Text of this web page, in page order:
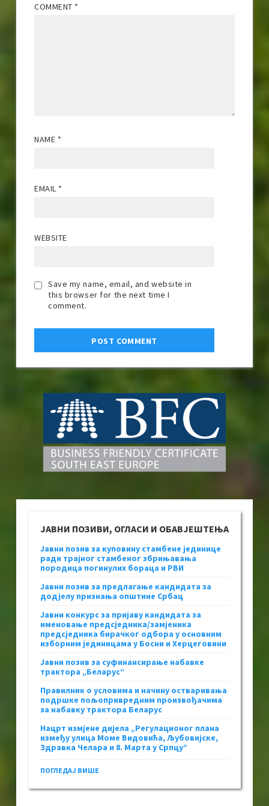
COMMENT *
NAME *
EMAIL *
WEBSITE
Save my name, email, and website in
this browser for the next time I
comment.
ЈАВНИ ПОЗИВИ, ОГЛАСИ И ОБАВЈЕШТЕЊА
Јавни позив за куповину стамбене јединице
ради трајног стамбеног збрињавања
породица погинулих бораца и РВИ
Јавни позив за предлагање кандидата за
додјелу признања општине Србац
Јавни конкурс за пријаву кандидата за
именовање предсједника/замјеника
предсједника бирачког одбора у основним
изборним јединицама у Босни и Херцеговини
Јавни позив за суфинансирање набавке
трактора „Беларус“
Правилник о условима и начину остваривања
подршке пољопривредним произвођачима
за набавку трактора Беларус
Нацрт измјене дијела „Регулационог плана
између улица Моме Видовића, Љубовијске,
Здравка Челара и 8. Марта у Српцу“
ПОГЛЕДАЈ ВИШЕ